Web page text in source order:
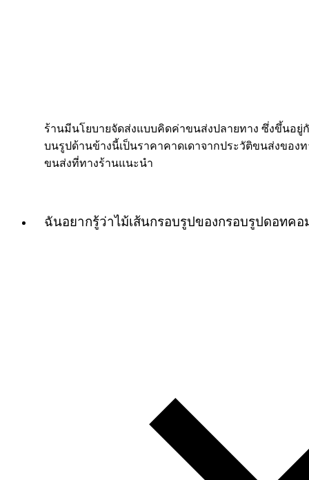
ร้านมีนโยบายจัดส่งแบบคิดค่าขนส่งปลายทาง ซึ่งขึ้นอ
บนรูปด้านข้างนี้เป็นราคาคาดเดาจากประวัติขนส่งของ
ขนส่งที่ทางร้านแนะนำ
ฉันอยากรู้ว่าไม้เส้นกรอบรูปของกรอบรูปดอทคอ